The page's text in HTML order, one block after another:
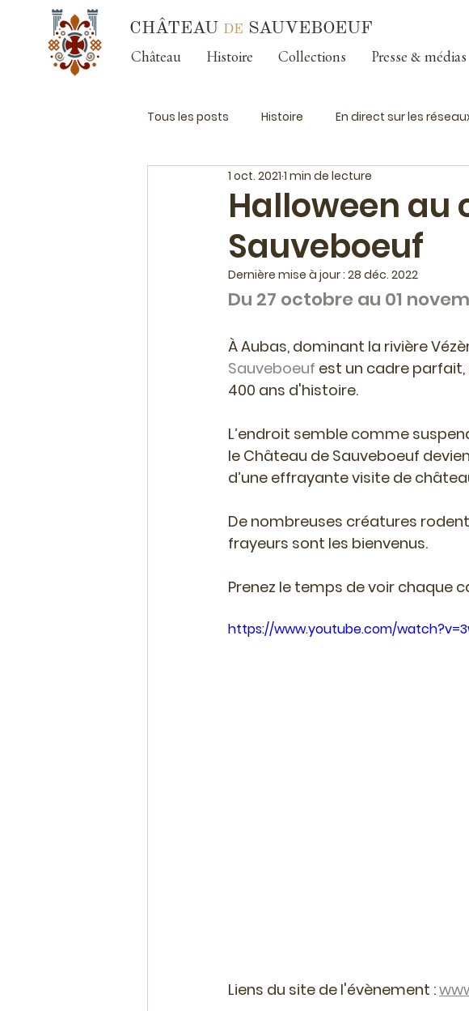
CHÂTEAU DE SAUVEBOEUF
Château Histoire Collections Presse & médias
Tous les posts Histoire En direct sur les
Halloween Préhistoire
Halloween au
Sauveboeuf
1 oct. 2021 1 min de lecture
Dernière mise à jour : 28 déc. 2022
Du 27 octobre au 01
À Aubas, dominant la rivière
Sauveboeuf est un cadre
400 ans d'histoire.
L’endroit semble comme
le Château de Sauveboeuf
d’une effrayante visite de
De nombreuses créatures
frayeurs sont les bienvenus.
Prenez le temps de voir chaque
https://www.youtube.com/
Liens du site de l'évènement :